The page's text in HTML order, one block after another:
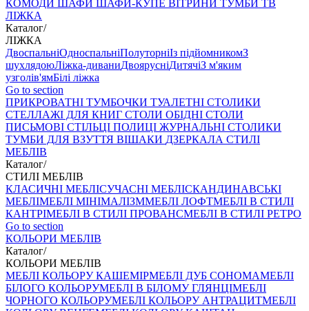
КОМОДИ ШАФИ ШАФИ-КУПЕ ВІТРИНИ ТУМБИ ТВ
ЛІЖКА
Каталог/
ЛІЖКА
ДвоспальніОдноспальніПолуторніІз підйомникомЗ
шухлядоюЛіжка-диваниДвоярусніДитячіЗ м'яким
узголів'ямБілі ліжка
Go to section
ПРИКРОВАТНІ ТУМБОЧКИ ТУАЛЕТНІ СТОЛИКИ
СТЕЛЛАЖІ ДЛЯ КНИГ СТОЛИ ОБІДНІ СТОЛИ
ПИСЬМОВІ СТІЛЬЦI ПОЛИЦІ ЖУРНАЛЬНІ СТОЛИКИ
ТУМБИ ДЛЯ ВЗУТТЯ ВІШАКИ ДЗЕРКАЛА СТИЛІ
МЕБЛІВ
Каталог/
СТИЛІ МЕБЛІВ
КЛАСИЧНІ МЕБЛІСУЧАСНІ МЕБЛІСКАНДИНАВСЬКІ
МЕБЛІМЕБЛІ МІНІМАЛІЗММЕБЛІ ЛОФТМЕБЛІ В СТИЛІ
КАНТРІМЕБЛІ В СТИЛІ ПРОВАНСМЕБЛІ В СТИЛІ РЕТРО
Go to section
КОЛЬОРИ МЕБЛІВ
Каталог/
КОЛЬОРИ МЕБЛІВ
МЕБЛІ КОЛЬОРУ КАШЕМІРМЕБЛІ ДУБ СОНОМАМЕБЛІ
БІЛОГО КОЛЬОРУМЕБЛІ В БІЛОМУ ГЛЯНЦІМЕБЛІ
ЧОРНОГО КОЛЬОРУМЕБЛІ КОЛЬОРУ АНТРАЦИТМЕБЛІ